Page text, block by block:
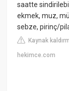
saatte
ekmek, muz,
sebze, pirinç/
Kaynak
hekimce.com